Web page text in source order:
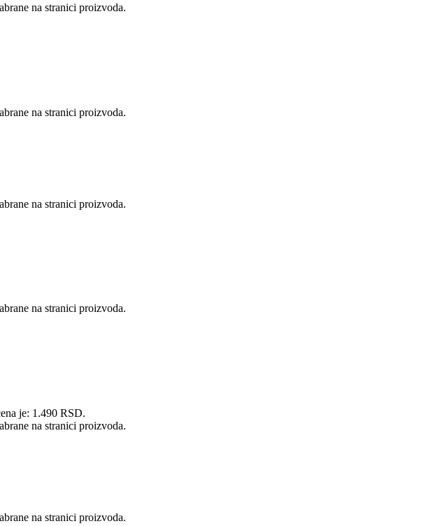
na stranici proizvoda.
na stranici proizvoda.
na stranici proizvoda.
na stranici proizvoda.
je: 1.490 RSD.
na stranici proizvoda.
na stranici proizvoda.